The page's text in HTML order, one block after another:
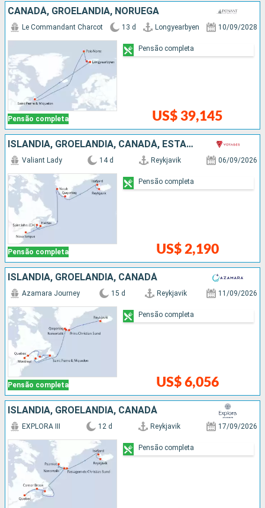
CANADÁ, GROELÂNDIA, NORUEGA
Pensão completa
Le Commandant Charcot 13 d Longyearbyen 10/09/2028
US$ 39,145
Pensão completa
ISLÂNDIA, GROELÂNDIA, CANADÁ, ESTADOS UNIDOS
Pensão completa
Valiant Lady 14 d Reykjavik 06/09/2026
US$ 2,190
Pensão completa
ISLÂNDIA, GROELÂNDIA, CANADÁ
Pensão completa
Azamara Journey 15 d Reykjavik 11/09/2026
US$ 6,056
Pensão completa
ISLÂNDIA, GROELÂNDIA, CANADÁ
EXPLORA III 12 d Reykjavik 17/09/2026
Pensão completa